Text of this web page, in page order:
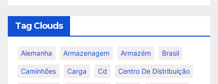
Tag Clouds
Alemanha Armazenagem Armazém Brasil
Caminhões Carga Cd Centro De Distribuição